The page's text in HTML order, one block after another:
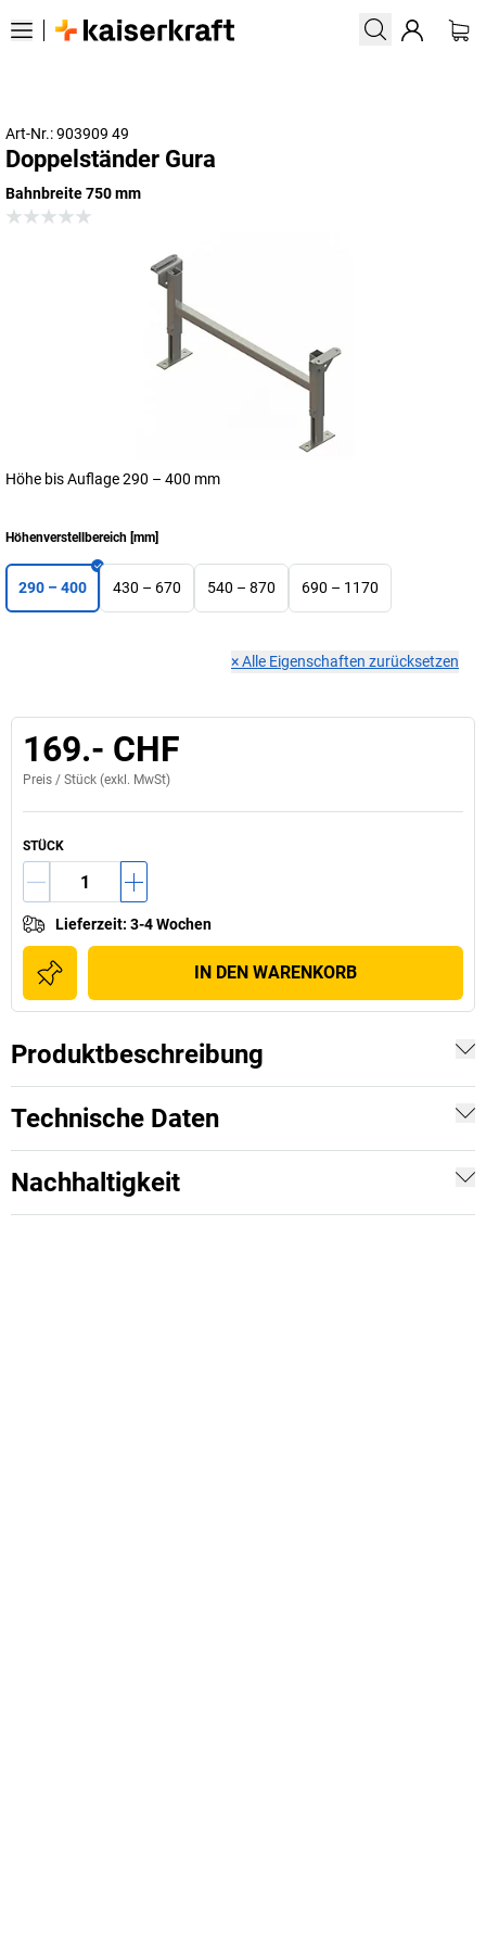
Art-Nr.: 903909 49
Doppelständer Gura
Bahnbreite 750 mm
Höhe bis Auflage 290 – 400 mm
Höhenverstellbereich [mm]
290 – 400 430 – 670 540 – 870 690 – 1170
×Alle Eigenschaften zurücksetzen
169.- CHF
Preis / Stück (exkl. MwSt)
STÜCK
Lieferzeit: 3-4 Wochen
IN DEN WARENKORB
Produktbeschreibung
Technische Daten
Nachhaltigkeit